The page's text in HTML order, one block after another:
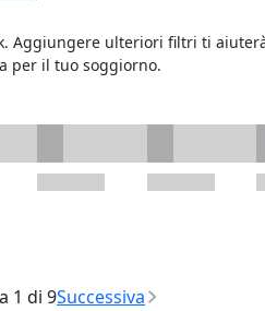
Aggiungere ulteriori filtri ti
per il tuo soggiorno.
1 di 9Successiva